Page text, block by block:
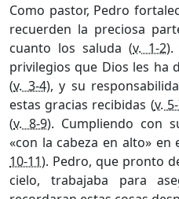
Como pastor, Pedro
recuerden la preciosa
cuanto los saluda (v. 1-2).
privilegios que Dios les ha
(v. 3-4), y su
estas gracias recibidas (v.
(v. 8-9). Cumpliendo con
«con la cabeza en alto»
10-11). Pedro, que pronto
cielo, trabajaba para